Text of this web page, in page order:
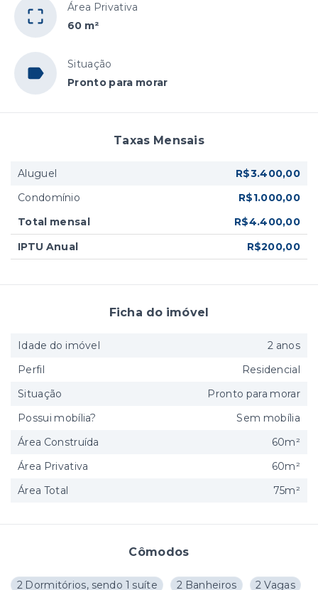
Área Privativa
60 m²
Situação
Pronto para morar
Cômodos
2 Dormitórios, sendo 1 suíte 2 Banheiros
2 Vagas
Taxas Mensais
Aluguel
R$3.400,00
Condomínio
R$1.000,00
Total mensal
R$4.400,00
IPTU Anual
R$200,00
Ficha do imóvel
Idade do imóvel
2 anos
Perfil
Residencial
Situação
Pronto para morar
Possui mobília?
Sem mobília
Área Construída
60m²
Área Privativa
60m²
Área Total
75m²